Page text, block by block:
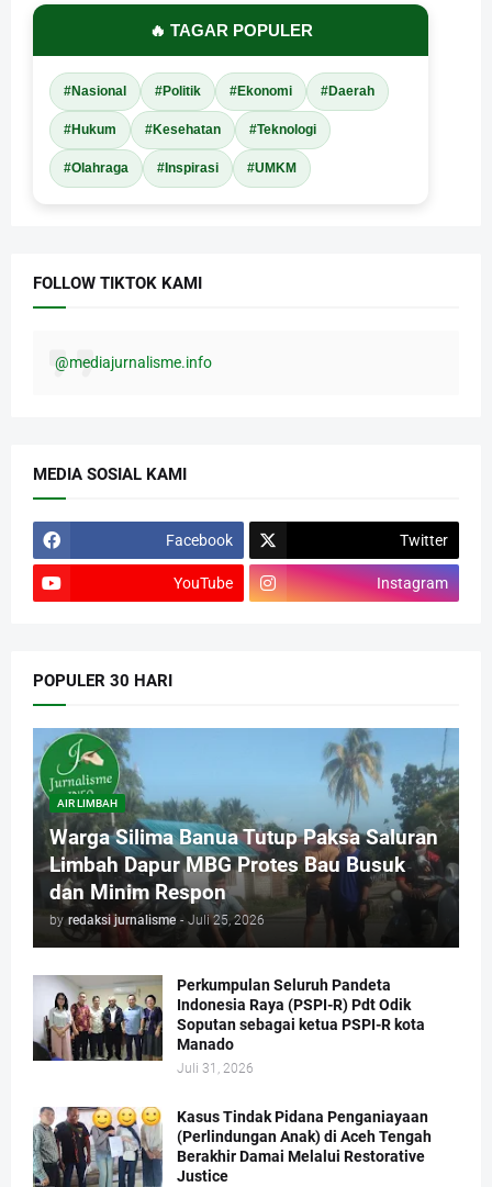
🔥 TAGAR POPULER
#Nasional #Politik #Ekonomi #Daerah
#Hukum #Kesehatan #Teknologi
#Olahraga #Inspirasi #UMKM
FOLLOW TIKTOK KAMI
@mediajurnalisme.info
MEDIA SOSIAL KAMI
Facebook Twitter
YouTube Instagram
POPULER 30 HARI
AIR LIMBAH
Warga Silima Banua Tutup Paksa Saluran
Limbah Dapur MBG Protes Bau Busuk
dan Minim Respon
by redaksi jurnalisme - Juli 25, 2026
Perkumpulan Seluruh Pandeta
Indonesia Raya (PSPI-R) Pdt Odik
Soputan sebagai ketua PSPI-R kota
Manado
Juli 31, 2026
Kasus Tindak Pidana Penganiayaan
(Perlindungan Anak) di Aceh Tengah
Berakhir Damai Melalui Restorative
Justice